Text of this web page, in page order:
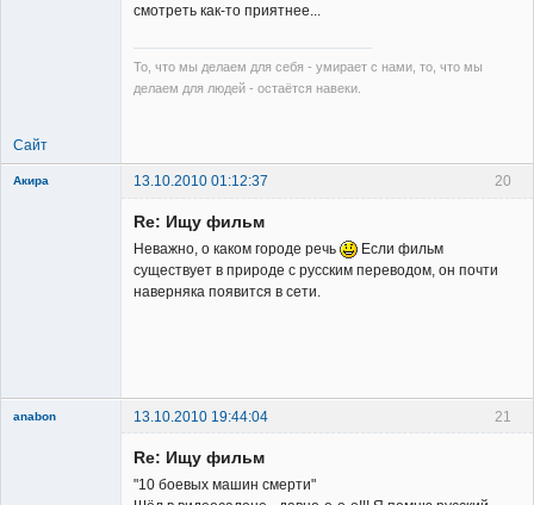
смотреть как-то приятнее...
То, что мы делаем для себя - умирает с нами, то, что мы
делаем для людей - остаётся навеки.
Сайт
20
Акира 13.10.2010 01:12:37
Re: Ищу фильм
Неважно, о каком городе речь
Если фильм
существует в природе с русским переводом, он почти
наверняка появится в сети.
21
anabon
13.10.2010 19:44:04
Re: Ищу фильм
"10 боевых машин смерти"